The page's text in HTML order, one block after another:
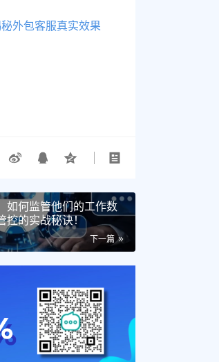
外包客服真实效果
如何监管他们的工作数
控的实战秘诀！
下一篇